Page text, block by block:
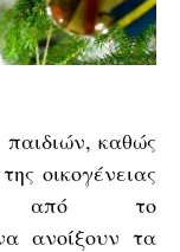
καθώς
οικογένειας
από το
ανοίξουν τα